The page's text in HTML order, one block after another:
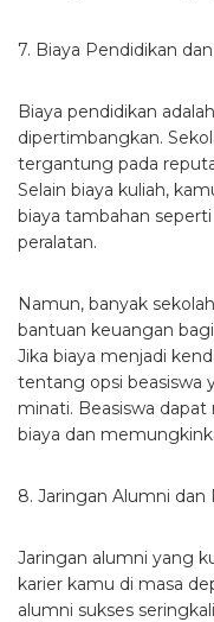
7. Biaya Pendidikan
Biaya pendidikan
dipertimbangkan.
tergantung pada
Selain biaya kuliah,
biaya tambahan
peralatan.
Namun, banyak
bantuan keuangan
Jika biaya menjadi
tentang opsi beasiswa
minati. Beasiswa
biaya dan
8. Jaringan Alumni dan
Jaringan alumni yang
karier kamu di masa
alumni sukses